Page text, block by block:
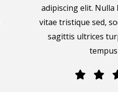
adipiscing elit.
vitae tristique sed,
sagittis ultrices